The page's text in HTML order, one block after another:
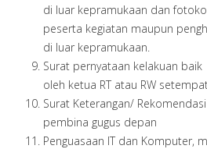
di luar kepramukaan dan
peserta kegiatan maupun
di luar kepramukaan.
Surat pernyataan kelakuan
oleh ketua RT atau RW
Surat Keterangan/
pembina gugus depan
Penguasaan IT dan Komputer,